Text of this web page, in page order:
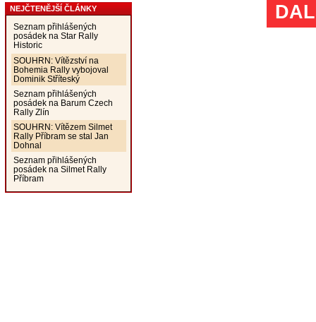
NEJČTENĚJŠÍ ČLÁNKY
Seznam přihlášených
posádek na Star Rally
Historic
SOUHRN: Vítězství na
Bohemia Rally vybojoval
Dominik Stříteský
Seznam přihlášených
posádek na Barum Czech
Rally Zlín
SOUHRN: Vítězem Silmet
Rally Příbram se stal Jan
Dohnal
Seznam přihlášených
posádek na Silmet Rally
Příbram